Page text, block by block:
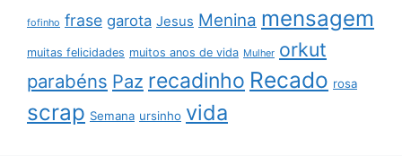
fofinho frase garota Jesus Menina mensagem
muitas felicidades muitos anos de vida Mulher orkut
parabéns Paz recadinho Recado rosa
scrap Semana ursinho vida